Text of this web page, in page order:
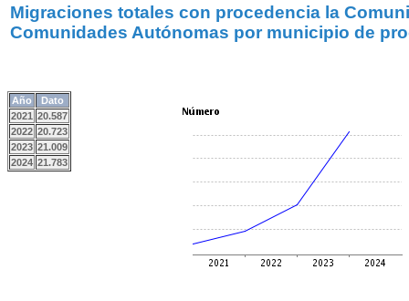
Migraciones totales con procedencia la
Comunidades Autónomas por municipio de
Año
Dato
2021 20.587
2022 20.723
2023 21.009
2024 21.783